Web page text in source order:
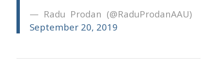
— Radu Prodan (@RaduProdanAAU)
September 20, 2019